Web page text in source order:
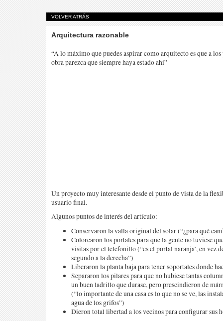
VOLVER ATRÁS
Arquitectura razonable
“A lo máximo que puedes aspirar como arquitecto es que a los
obra parezca que siempre haya estado ahí”
Un proyecto muy interesante desde el punto de vista de la
usuario final.
Algunos puntos de interés del artículo:
Conservaron la valla original del solar (“¿para qué
Colorearon los portales para que la gente no tuviese
visitas por el telefonillo (“es el portal naranja’, en vez
segundo a la derecha”)
Liberaron la planta baja para tener soportales donde
Separaron los pilares para que no hubiese tantas
un buen ladrillo que durase, pero prescindieron de
(“lo importante de una casa es lo que no se ve, las
agua de los grifos”)
Dieron total libertad a los vecinos para configurar sus